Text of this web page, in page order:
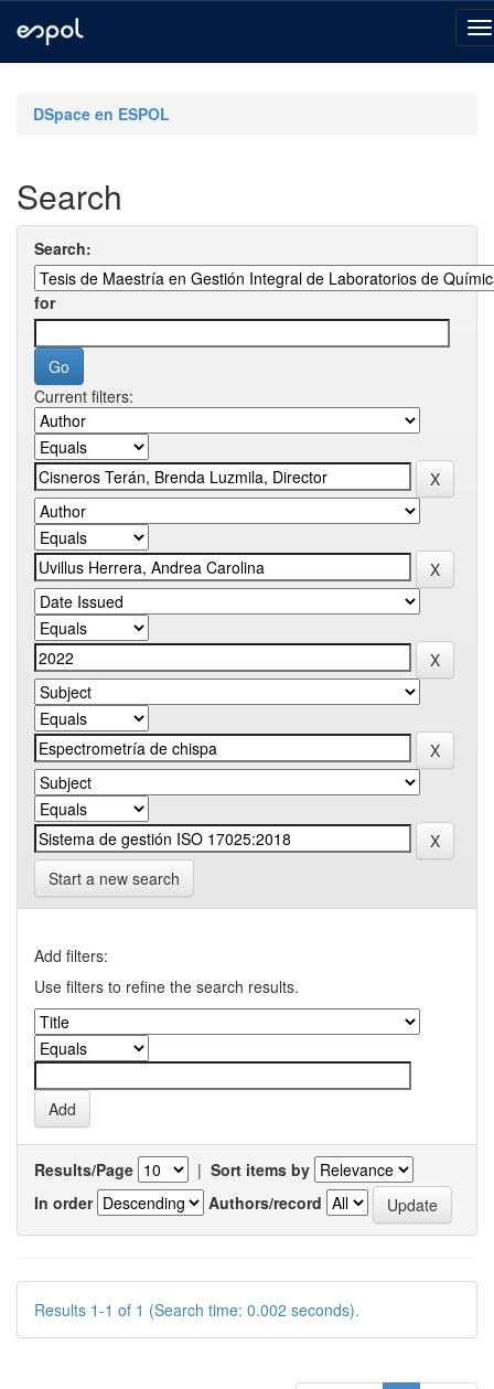
navigationDSpace en ESPOL
Search
Search:
for
Current filters:
Start a new search
Add filters:
Use filters to refine the search results.
Results/Page | Sort items by
In order
Authors/record
Results 1-1 of 1 (Search time: 0.002 seconds).